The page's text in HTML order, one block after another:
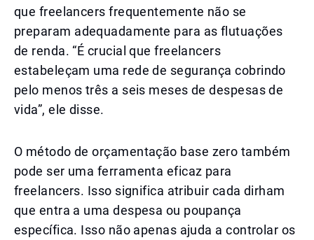
que freelancers frequentemente não se
preparam adequadamente para as flutuações
de renda. “É crucial que freelancers
estabeleçam uma rede de segurança cobrindo
pelo menos três a seis meses de despesas de
vida”, ele disse.
O método de orçamentação base zero também
pode ser uma ferramenta eficaz para
freelancers. Isso significa atribuir cada dirham
que entra a uma despesa ou poupança
específica. Isso não apenas ajuda a controlar os